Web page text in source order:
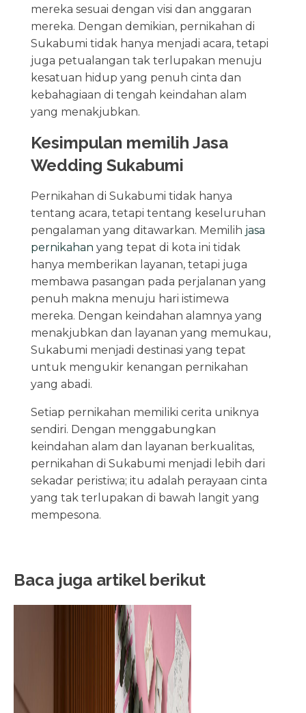
mereka sesuai dengan visi dan anggaran
mereka. Dengan demikian, pernikahan di
Sukabumi tidak hanya menjadi acara, tetapi
juga petualangan tak terlupakan menuju
kesatuan hidup yang penuh cinta dan
kebahagiaan di tengah keindahan alam
yang menakjubkan.
Kesimpulan memilih Jasa
Wedding Sukabumi
Pernikahan di Sukabumi tidak hanya
tentang acara, tetapi tentang keseluruhan
pengalaman yang ditawarkan. Memilih jasa
pernikahan yang tepat di kota ini tidak
hanya memberikan layanan, tetapi juga
membawa pasangan pada perjalanan yang
penuh makna menuju hari istimewa
mereka. Dengan keindahan alamnya yang
menakjubkan dan layanan yang memukau,
Sukabumi menjadi destinasi yang tepat
untuk mengukir kenangan pernikahan
yang abadi.
Setiap pernikahan memiliki cerita uniknya
sendiri. Dengan menggabungkan
keindahan alam dan layanan berkualitas,
pernikahan di Sukabumi menjadi lebih dari
sekadar peristiwa; itu adalah perayaan cinta
yang tak terlupakan di bawah langit yang
mempesona.
Baca juga artikel berikut